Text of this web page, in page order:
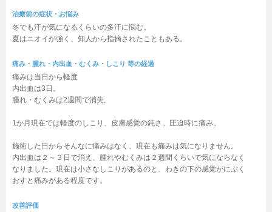
治療前の症状・お悩み
冬でも汗が気になるくらいの多汗に悩む。
夏はニオイが強く、知人から指摘されたこともある。
痛み・腫れ・内出血・むくみ・しこり 等の経過
痛みは当日から軽度
内出血は3日。
腫れ・むくみは2週間で消失。
1か月現在では軽度のしこり、皮膚感覚の鈍さ。圧迫時に痛み。
施術した日からそんなに痛みはなく、現在も痛みは気になりません。
内出血は２～３日で消え、腫れやむくみは２週間くらいで気にならなく
なりました。現在は小さなしこりがあるのと、わきの下の感覚がにぶく
おすと痛みがある程度です。
改善評価